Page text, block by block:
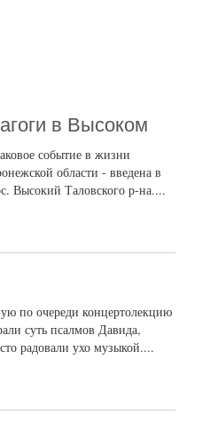
в Высоком
событие в жизни
области - введена в
Высокий Таловского р-на....
по очереди концертолекцию
суть псалмов Давида,
радовали ухо музыкой....